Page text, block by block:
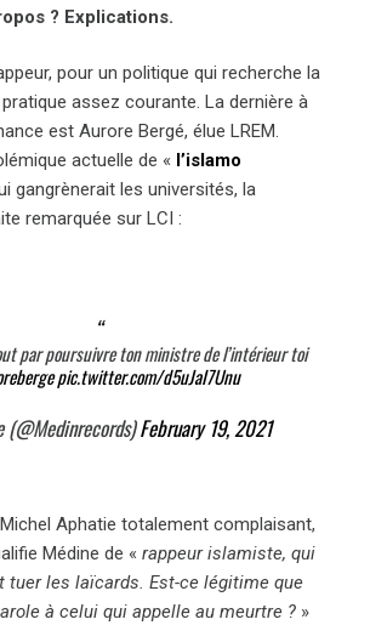
? Explications.
pour un politique qui recherche la
assez courante. La dernière à
est Aurore Bergé, élue LREM.
actuelle de « l’islamo
gangrènerait les universités, la
remarquée sur LCI :
par poursuivre ton ministre de l’intérieur toi
pic.twitter.com/d5uJaI7Unu
February 19, 2021
Aphatie totalement complaisant,
Médine de «rappeur islamiste, qui
tuer les laïcards. Est-ce légitime que
à celui qui appelle au meurtre ? »